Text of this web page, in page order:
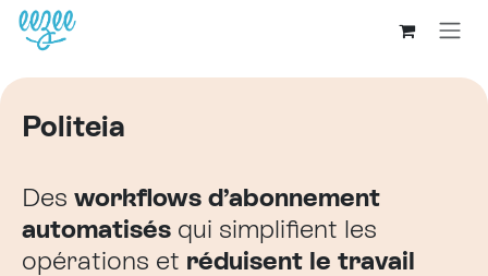
Politeia
Des workflows d’abonnement
automatisés qui simplifient les
opérations et réduisent le travail